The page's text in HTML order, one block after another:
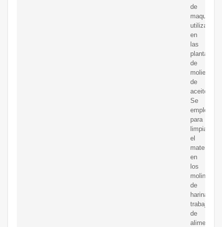
de
maquinaria
utilizada
en
las
plantas
de
molienda
de
aceite.
Se
emplea
para
limpiar
el
material
en
los
molinos
de
harina,
trabajos
de